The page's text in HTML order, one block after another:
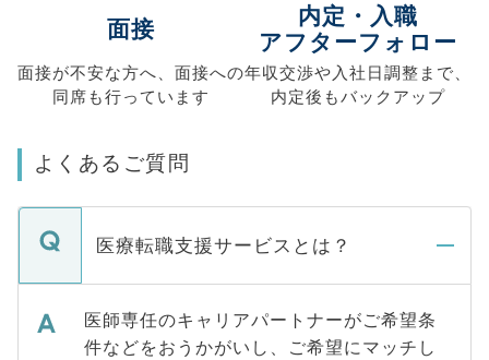
面接
面接が不安な方へ、 面接への
同席も行っています
内定・入職
アフターフォロー
年収交渉や入社日調整まで、
内定後もバックアップ
よくあるご質問
医療転職支援サービスとは？
医師専任のキャリアパートナーがご希望条
件などをおうかがいし、ご希望にマッチし